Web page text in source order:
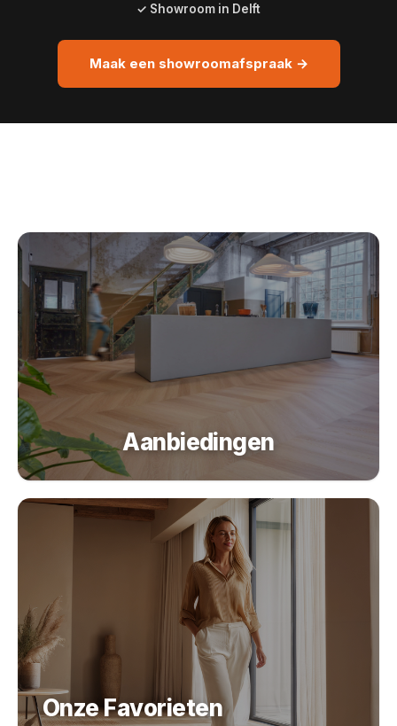
✓ Showroom in Delft
Maak een showroomafspraak →